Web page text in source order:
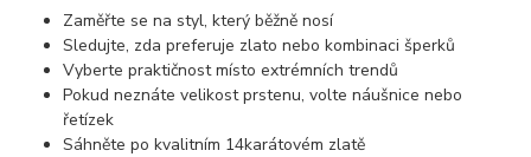
Zaměřte se na styl, který běžně nosí
Sledujte, zda preferuje zlato nebo kombinaci šperků
Vyberte praktičnost místo extrémních trendů
Pokud neznáte velikost prstenu, volte náušnice nebo
řetízek
Sáhněte po kvalitním 14karátovém zlatě